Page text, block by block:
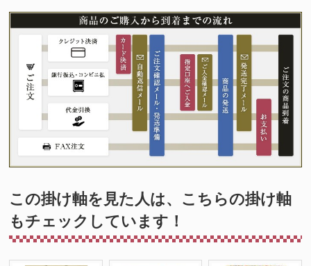
この掛け軸を見た人は、こちらの掛け軸
もチェックしています！